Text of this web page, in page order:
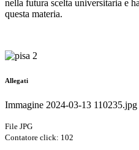
nella futura scelta universitaria e
questa materia.
Annalisa
Allegati
Immagine 2024-03-13 110235.jpg
File JPG
Contatore click: 102